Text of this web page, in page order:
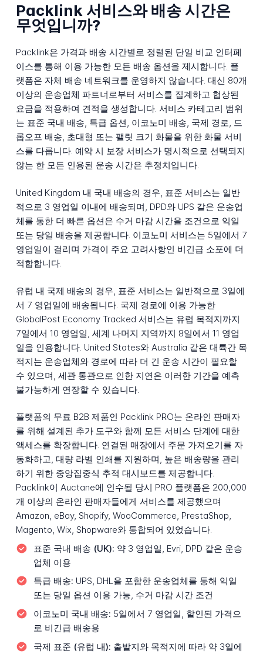
Packlink 서비스와 배송 시간은
무엇입니까?
Packlink은 가격과 배송 시간별로 정렬된 단일 비교 인터페
이스를 통해 이용 가능한 모든 배송 옵션을 제시합니다. 플
랫폼은 자체 배송 네트워크를 운영하지 않습니다. 대신 80개
이상의 운송업체 파트너로부터 서비스를 집계하고 협상된
요금을 적용하여 견적을 생성합니다. 서비스 카테고리 범위
는 표준 국내 배송, 특급 옵션, 이코노미 배송, 국제 경로, 드
롭오프 배송, 초대형 또는 팰릿 크기 화물을 위한 화물 서비
스를 다룹니다. 예약 시 보장 서비스가 명시적으로 선택되지
않는 한 모든 인용된 운송 시간은 추정치입니다.
United Kingdom 내 국내 배송의 경우, 표준 서비스는 일반
적으로 3 영업일 이내에 배송되며, DPD와 UPS 같은 운송업
체를 통한 더 빠른 옵션은 수거 마감 시간을 조건으로 익일
또는 당일 배송을 제공합니다. 이코노미 서비스는 5일에서 7
영업일이 걸리며 가격이 주요 고려사항인 비긴급 소포에 더
적합합니다.
유럽 내 국제 배송의 경우, 표준 서비스는 일반적으로 3일에
서 7 영업일에 배송됩니다. 국제 경로에 이용 가능한
GlobalPost Economy Tracked 서비스는 유럽 목적지까지
7일에서 10 영업일, 세계 나머지 지역까지 8일에서 11 영업
일을 인용합니다. United States와 Australia 같은 대륙간 목
적지는 운송업체와 경로에 따라 더 긴 운송 시간이 필요할
수 있으며, 세관 통관으로 인한 지연은 이러한 기간을 예측
불가능하게 연장할 수 있습니다.
플랫폼의 무료 B2B 제품인 Packlink PRO는 온라인 판매자
를 위해 설계된 추가 도구와 함께 모든 서비스 단계에 대한
액세스를 확장합니다. 연결된 매장에서 주문 가져오기를 자
동화하고, 대량 라벨 인쇄를 지원하며, 높은 배송량을 관리
하기 위한 중앙집중식 추적 대시보드를 제공합니다.
Packlink이 Auctane에 인수될 당시 PRO 플랫폼은 200,000
개 이상의 온라인 판매자들에게 서비스를 제공했으며
Amazon, eBay, Shopify, WooCommerce, PrestaShop,
Magento, Wix, Shopware와 통합되어 있었습니다.
표준 국내 배송 (UK): 약 3 영업일, Evri, DPD 같은 운송
업체 이용
특급 배송: UPS, DHL을 포함한 운송업체를 통해 익일
또는 당일 옵션 이용 가능, 수거 마감 시간 조건
이코노미 국내 배송: 5일에서 7 영업일, 할인된 가격으
로 비긴급 배송용
국제 표준 (유럽 내): 출발지와 목적지에 따라 약 3일에